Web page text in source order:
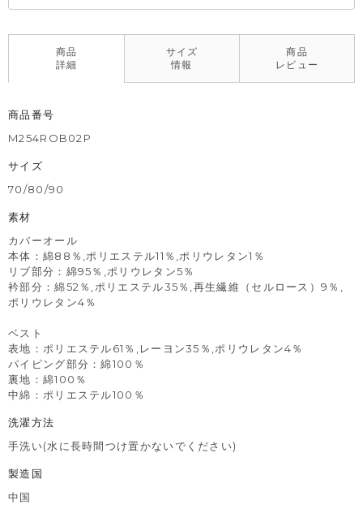
商品
詳細
サイズ
情報
商品
レビュー
商品番号
M254ROB02P
サイズ
70/80/90
素材
カバーオール
本体：綿88％,ポリエステル11％,ポリウレタン1％
リブ部分：綿95％,ポリウレタン5％
衿部分：綿52％,ポリエステル35％,再生繊維（セルロース）9％,
ポリウレタン4％
ベスト
表地：ポリエステル61％,レーヨン35％,ポリウレタン4％
パイピング部分：綿100％
裏地：綿100％
中綿：ポリエステル100％
洗濯方法
手洗い(水に長時間つけ置かないでください)
製造国
中国